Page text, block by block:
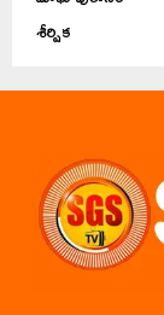
శీర్షిక